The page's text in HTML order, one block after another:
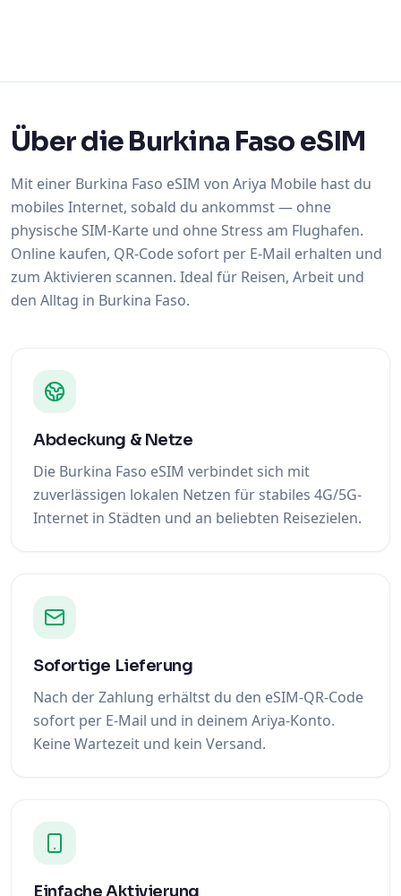
Über die Burkina Faso eSIM
Mit einer Burkina Faso eSIM von Ariya Mobile hast du
mobiles Internet, sobald du ankommst — ohne
physische SIM-Karte und ohne Stress am Flughafen.
Online kaufen, QR-Code sofort per E-Mail erhalten und
zum Aktivieren scannen. Ideal für Reisen, Arbeit und
den Alltag in Burkina Faso.
Abdeckung & Netze
Die Burkina Faso eSIM verbindet sich mit
zuverlässigen lokalen Netzen für stabiles 4G/5G-
Internet in Städten und an beliebten Reisezielen.
Sofortige Lieferung
Nach der Zahlung erhältst du den eSIM-QR-Code
sofort per E-Mail und in deinem Ariya-Konto.
Keine Wartezeit und kein Versand.
Einfache Aktivierung